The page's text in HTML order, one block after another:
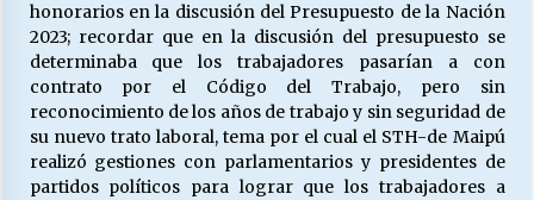
S.O.S. a los ricos, Save Our Souls (Salvar
Nuestras Almas)
30/04/2026
¿Asesores con doble sueldo?
18/04/2026
honorarios en la discusión del Presupuesto de la Nación
2023; recordar que en la discusión del presupuesto se
determinaba que los trabajadores pasarían a con
contrato por el Código del Trabajo, pero sin
reconocimiento de los años de trabajo y sin seguridad de
su nuevo trato laboral, tema por el cual el STH-de Maipú
realizó gestiones con parlamentarios y presidentes de
partidos políticos para lograr que los trabajadores a